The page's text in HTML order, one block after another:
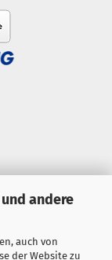
andere
auch von
der Website zu